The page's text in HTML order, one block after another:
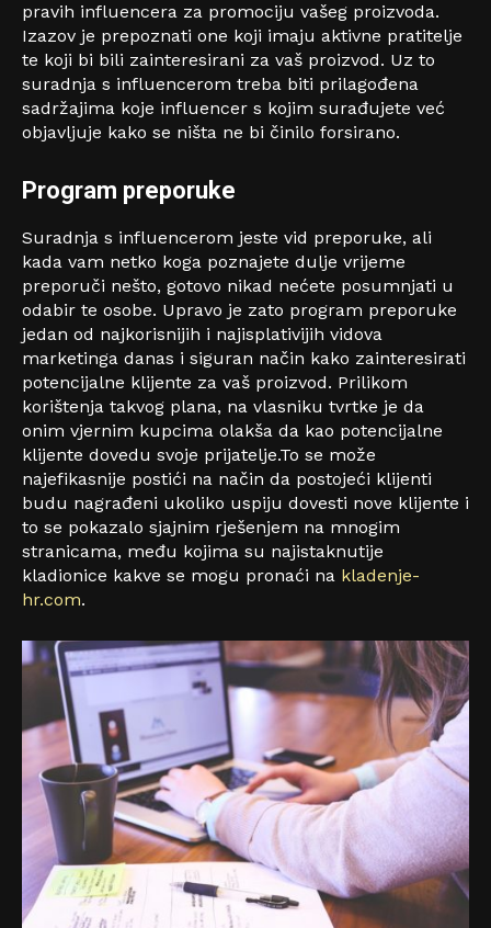
pravih influencera za promociju vašeg proizvoda.
Izazov je prepoznati one koji imaju aktivne pratitelje
te koji bi bili zainteresirani za vaš proizvod. Uz to
suradnja s influencerom treba biti prilagođena
sadržajima koje influencer s kojim surađujete već
objavljuje kako se ništa ne bi činilo forsirano.
Program preporuke
Suradnja s influencerom jeste vid preporuke, ali
kada vam netko koga poznajete dulje vrijeme
preporuči nešto, gotovo nikad nećete posumnjati u
odabir te osobe. Upravo je zato program preporuke
jedan od najkorisnijih i najisplativijih vidova
marketinga danas i siguran način kako zainteresirati
potencijalne klijente za vaš proizvod. Prilikom
korištenja takvog plana, na vlasniku tvrtke je da
onim vjernim kupcima olakša da kao potencijalne
klijente dovedu svoje prijatelje.To se može
najefikasnije postići na način da postojeći klijenti
budu nagrađeni ukoliko uspiju dovesti nove klijente i
to se pokazalo sjajnim rješenjem na mnogim
stranicama, među kojima su najistaknutije
kladionice kakve se mogu pronaći na kladenje-
hr.com.